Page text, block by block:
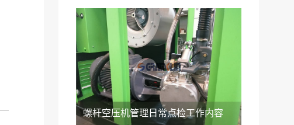
螺杆空压机管理日常点检工作内容